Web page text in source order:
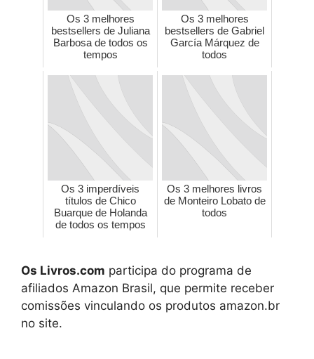
Os 3 melhores
bestsellers de Juliana
Barbosa de todos os
tempos
Os 3 melhores
bestsellers de Gabriel
García Márquez de
todos
Os 3 imperdíveis
títulos de Chico
Buarque de Holanda
de todos os tempos
Os 3 melhores livros
de Monteiro Lobato de
todos
Os Livros.com participa do programa de
afiliados Amazon Brasil, que permite receber
comissões vinculando os produtos amazon.br
no site.